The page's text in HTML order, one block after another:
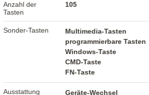
Anzahl der
Tasten
105
Sonder-Tasten
Multimedia-Tasten
programmierbare Tasten
Windows-Taste
CMD-Taste
FN-Taste
Ausstattung
Geräte-Wechsel